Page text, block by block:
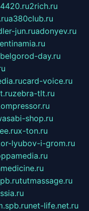
2rich.ru
a380club.ru
jun.ruadonyev.ru
belgorod-day.ru
card-voice.ru
zebra-tlt.ru
shop.ru
x-ton.ru
lyubov-i-grom.ru
tutmassage.ru
net-life.net.ru